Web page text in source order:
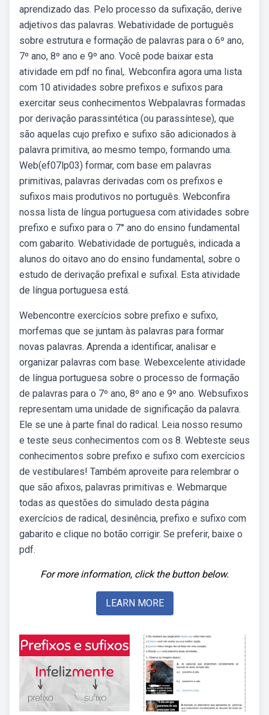
aprendizado das. Pelo processo da sufixação, derive
adjetivos das palavras. Webatividade de português
sobre estrutura e formação de palavras para o 6º ano,
7º ano, 8º ano e 9º ano. Você pode baixar esta
atividade em pdf no final,. Webconfira agora uma lista
com 10 atividades sobre prefixos e sufixos para
exercitar seus conhecimentos Webpalavras formadas
por derivação parassintética (ou parassíntese), que
são aquelas cujo prefixo e sufixo são adicionados à
palavra primitiva, ao mesmo tempo, formando uma.
Web(ef07lp03) formar, com base em palavras
primitivas, palavras derivadas com os prefixos e
sufixos mais produtivos no português. Webconfira
nossa lista de língua portuguesa com atividades sobre
prefixo e sufixo para o 7° ano do ensino fundamental
com gabarito. Webatividade de português, indicada a
alunos do oitavo ano do ensino fundamental, sobre o
estudo de derivação prefixal e sufixal. Esta atividade
de língua portuguesa está.
Webencontre exercícios sobre prefixo e sufixo,
morfemas que se juntam às palavras para formar
novas palavras. Aprenda a identificar, analisar e
organizar palavras com base. Webexcelente atividade
de língua portuguesa sobre o processo de formação
de palavras para o 7º ano, 8º ano e 9º ano. Websufixos
representam uma unidade de significação da palavra.
Ele se une à parte final do radical. Leia nosso resumo
e teste seus conhecimentos com os 8. Webteste seus
conhecimentos sobre prefixo e sufixo com exercícios
de vestibulares! Também aproveite para relembrar o
que são afixos, palavras primitivas e. Webmarque
todas as questões do simulado desta página
exercícios de radical, desinência, prefixo e sufixo com
gabarito e clique no botão corrigir. Se preferir, baixe o
pdf.
For more information, click the button below.
LEARN MORE